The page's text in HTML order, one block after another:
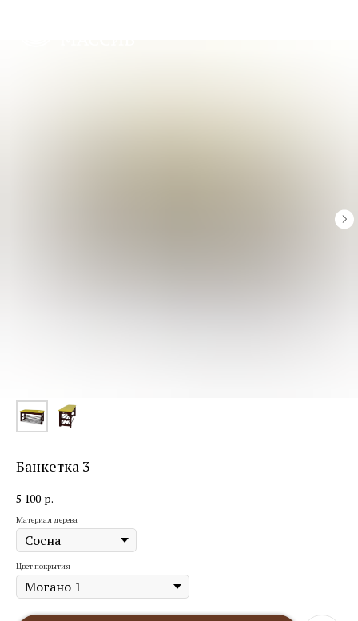
Банкетка 3
5 100 р.
Материал дерева
Цвет покрытия